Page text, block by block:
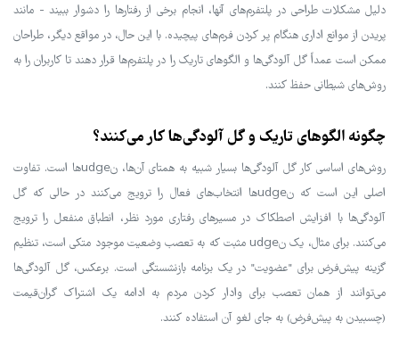
دلیل مشکلات طراحی در پلتفرم‌های آنها، انجام برخی از رفتارها را دشوار ببیند - مانند
پریدن از موانع اداری هنگام پر کردن فرم‌های پیچیده. با این حال، در مواقع دیگر، طراحان
ممکن است عمداً گل آلودگی‌ها و الگوهای تاریک را در پلتفرم‌ها قرار دهند تا کاربران را به
روش‌های شیطانی حفظ کنند.
چگونه الگوهای تاریک و گل آلودگی‌ها کار می‌کنند؟
روش‌های اساسی کار گل آلودگی‌ها بسیار شبیه به همتای آن‌ها، نudgeها است. تفاوت
اصلی این است که نudgeها انتخاب‌های فعال را ترویج می‌کنند در حالی که گل
آلودگی‌ها با افزایش اصطکاک در مسیرهای رفتاری مورد نظر، انطباق منفعل را ترویج
می‌کنند. برای مثال، یک نudge مثبت که به تعصب وضعیت موجود متکی است، تنظیم
گزینه پیش‌فرض برای "عضویت" در یک برنامه بازنشستگی است. برعکس، گل آلودگی‌ها
می‌توانند از همان تعصب برای وادار کردن مردم به ادامه یک اشتراک گران‌قیمت
(چسبیدن به پیش‌فرض) به جای لغو آن استفاده کنند.